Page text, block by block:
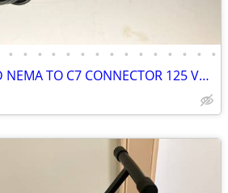
• • • • • • • • • • • • • • •
POWER CABLE CORD NEMA TO C7 CONNECTOR 125 VOLT 6FT BLACK PV INSULATION